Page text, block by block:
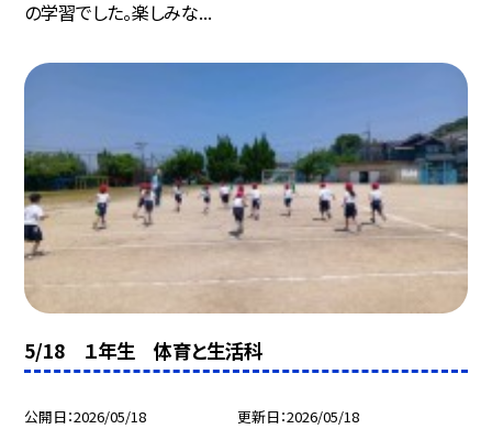
の学習でした。楽しみな...
5/18 １年生 体育と生活科
公開日 2026/05/18 更新日 2026/05/18